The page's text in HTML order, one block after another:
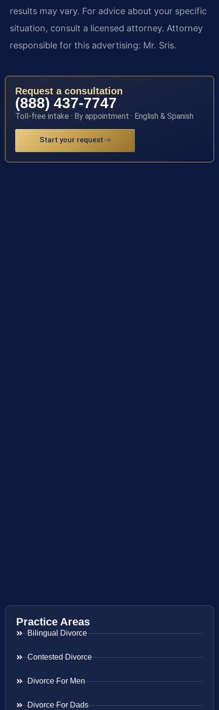
results may vary. For advice about your specific
situation, consult a licensed attorney. Attorney
responsible for this advertising: Mr. Sris.
Request a consultation
(888) 437-7747
Toll-free intake · By appointment · English & Spanish
Start your request
Practice Areas
Bilingual Divorce
Contested Divorce
Divorce For Men
Divorce For Dads